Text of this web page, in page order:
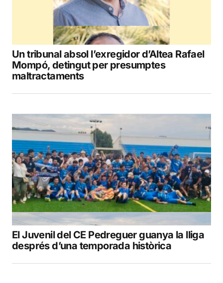
Un tribunal absol l’exregidor d’Altea Rafael
Mompó, detingut per presumptes
maltractaments
El Juvenil del CE Pedreguer guanya la lliga
després d’una temporada històrica